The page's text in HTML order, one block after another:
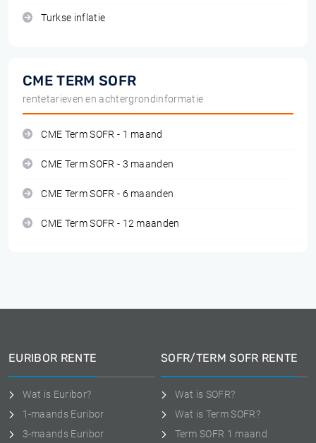
Turkse inflatie
CME TERM SOFR
rentetarieven en achtergrondinformatie
CME Term SOFR - 1 maand
CME Term SOFR - 3 maanden
CME Term SOFR - 6 maanden
CME Term SOFR - 12 maanden
EURIBOR RENTE
Wat is Euribor?
1-maands Euribor
3-maands Euribor
SOFR/TERM SOFR RENTE
Wat is SOFR?
Wat is Term SOFR?
Term SOFR 1 maand